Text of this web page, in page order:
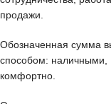
продажи.
Обозначенная сумма
способом: наличными,
комфортно.